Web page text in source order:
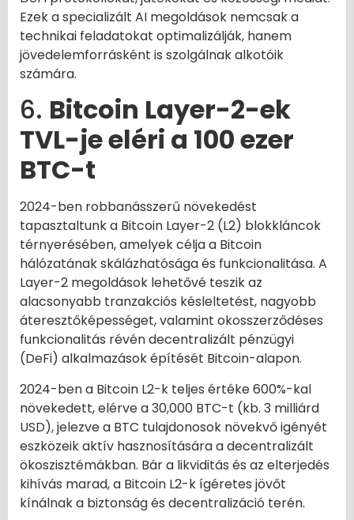
Ezek a specializált AI megoldások nemcsak a
technikai feladatokat optimalizálják, hanem
jövedelemforrásként is szolgálnak alkotóik
számára.
6. Bitcoin Layer-2-ek
TVL-je eléri a 100 ezer
BTC-t
2024-ben robbanásszerű növekedést
tapasztaltunk a Bitcoin Layer-2 (L2) blokkláncok
térnyerésében, amelyek célja a Bitcoin
hálózatának skálázhatósága és funkcionalitása. A
Layer-2 megoldások lehetővé teszik az
alacsonyabb tranzakciós késleltetést, nagyobb
áteresztőképességet, valamint okosszerződéses
funkcionalitás révén decentralizált pénzügyi
(DeFi) alkalmazások építését Bitcoin-alapon.
2024-ben a Bitcoin L2-k teljes értéke 600%-kal
növekedett, elérve a 30,000 BTC-t (kb. 3 milliárd
USD), jelezve a BTC tulajdonosok növekvő igényét
eszközeik aktív hasznosítására a decentralizált
ökoszisztémákban. Bár a likviditás és az elterjedés
kihívás marad, a Bitcoin L2-k ígéretes jövőt
kínálnak a biztonság és decentralizáció terén.